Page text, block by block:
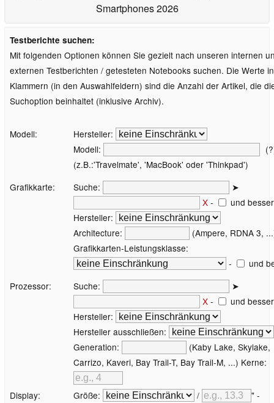
Smartphones 2026
Testberichte suchen:
Mit folgenden Optionen können Sie gezielt nach unseren internen
externen Testberichten / getesteten Notebooks suchen. Die Werte in
Klammern (in den Auswahlfeldern) sind die Anzahl der Artikel, die
Suchoption beinhaltet (inklusive Archiv).
Modell:
Hersteller:
Modell:
(z.B.:'Travelmate', 'MacBook' oder 'Thinkpad')
Grafikkarte:
Suche:
➤
X -
und besser
Hersteller:
Architecture:
(Ampere, RDNA 3,
Grafikkarten-Leistungsklasse:
-
und
Prozessor:
Suche:
➤
X -
und besser
Hersteller:
Hersteller ausschließen:
Generation:
(Kaby Lake, Skylake,
Carrizo, Kaveri, Bay Trail-T, Bay Trail-M, ...) Kerne:
Display: Größe: /
" -